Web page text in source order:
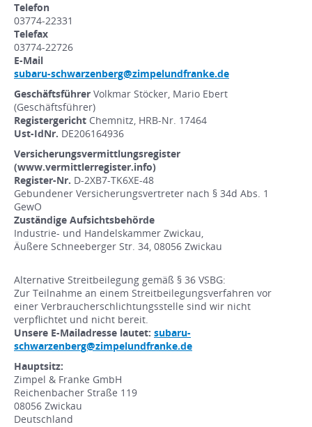
Telefon
03774-22331
Telefax
03774-22726
E-Mail
subaru-schwarzenberg@zimpelundfranke.de
Geschäftsführer Volkmar Stöcker, Mario Ebert
(Geschäftsführer)
Registergericht Chemnitz, HRB-Nr. 17464
Ust-IdNr. DE206164936
Versicherungsvermittlungsregister
(www.vermittlerregister.info)
Register-Nr. D-2XB7-TK6XE-48
Gebundener Versicherungsvertreter nach § 34d Abs. 1
GewO
Zuständige Aufsichtsbehörde
Industrie- und Handelskammer Zwickau,
Äußere Schneeberger Str. 34, 08056 Zwickau
Alternative Streitbeilegung gemäß § 36 VSBG:
Zur Teilnahme an einem Streitbeilegungsverfahren vor
einer Verbraucherschlichtungsstelle sind wir nicht
verpflichtet und nicht bereit.
Unsere E-Mailadresse lautet: subaru-
schwarzenberg@zimpelundfranke.de
Hauptsitz:
Zimpel & Franke GmbH
Reichenbacher Straße 119
08056 Zwickau
Deutschland